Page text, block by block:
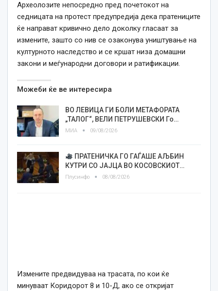
Археолозите непосредно пред почетокот на
седницата на протест предупредија дека пратениците
ќе направат кривично дело доколку гласаат за
измените, зашто со нив се озаконува уништување на
културното наследство и се кршат низа домашни
закони и меѓународни договори и ратификации.
Можеби ќе ве интересира
ВО ЛЕВИЦА ГИ БОЛИ МЕТАФОРАТА
„ТАЛОГ“, ВЕЛИ ПЕТРУШЕВСКИ Го…
МИА 09/08/2026
ПРАТЕНИЧКА ГО ГАЃАШЕ АЉБИН
КУТРИ СО ЈАЈЦА ВО КОСОВСКИОТ…
Плусинфо 08/08/2026
Измените предвидуваа на трасата, по кои ќе
минуваат Коридорот 8 и 10-Д, ако се откријат